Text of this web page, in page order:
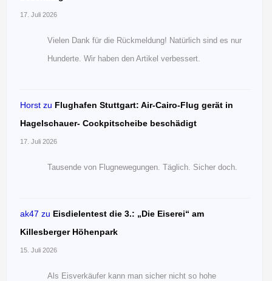
17. Juli 2026
Vielen Dank für die Rückmeldung! Natürlich sind es nur
Hunderte. Wir haben den Artikel verbessert.
Horst zu Flughafen Stuttgart: Air-Cairo-Flug gerät in
Hagelschauer- Cockpitscheibe beschädigt
17. Juli 2026
Tausende von Flugnewegungen. Täglich. Sicher doch.
ak47 zu Eisdielentest die 3.: „Die Eiserei“ am
Killesberger Höhenpark
15. Juli 2026
Als Eisverkäufer kann man sicher nicht so hohe